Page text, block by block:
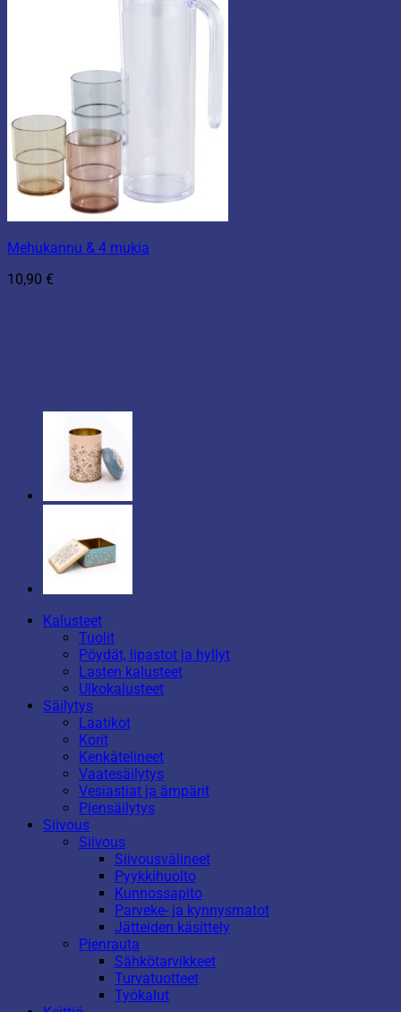
Mehukannu & 4 mukia
10,90 €
Kalusteet
Tuolit
Pöydät, lipastot ja hyllyt
Lasten kalusteet
Ulkokalusteet
Säilytys
Laatikot
Korit
Kenkätelineet
Vaatesäilytys
Vesiastiat ja ämpärit
Piensäilytys
Siivous
Siivous
Siivousvälineet
Pyykkihuolto
Kunnossapito
Parveke- ja kynnysmatot
Jätteiden käsittely
Pienrauta
Sähkötarvikkeet
Turvatuotteet
Työkalut